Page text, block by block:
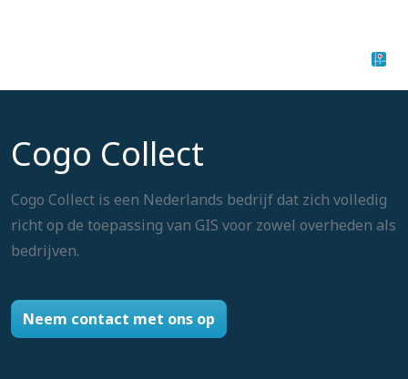
Cogo Collect
Cogo Collect is een Nederlands bedrijf dat zich volledig
richt op de toepassing van GIS voor zowel overheden als
bedrijven.
Neem contact met ons op